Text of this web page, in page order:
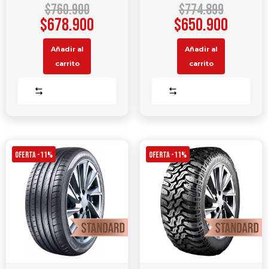
$760.900
$678.900
Añadir al
carrito
$774.899
$650.900
Añadir al
carrito
OFERTA -11% OFERTA -11%